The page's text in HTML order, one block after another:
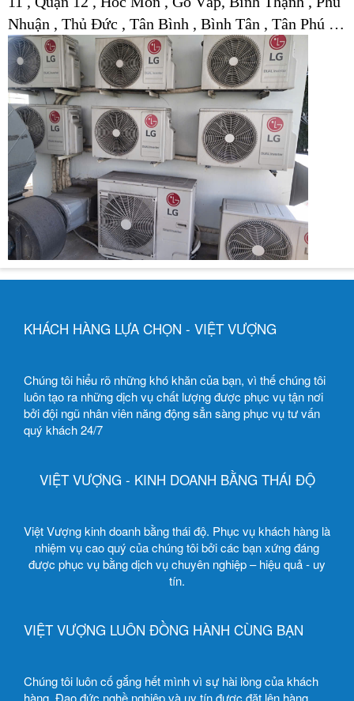
Nhuận , Thủ Đức , Tân Bình , Bình Tân , Tân Phú …
KHÁCH HÀNG LỰA CHỌN - VIỆT VƯỢNG
Chúng tôi hiểu rõ những khó khăn của bạn, vì thế chúng tôi
luôn tạo ra những dịch vụ chất lượng được phục vụ tận nơi
bởi đội ngũ nhân viên năng động sẳn sàng phục vụ tư vấn
quý khách 24/7
VIỆT VƯỢNG - KINH DOANH BẰNG THÁI ĐỘ
Việt Vượng kinh doanh bằng thái độ. Phục vụ khách hàng là
nhiệm vụ cao quý của chúng tôi bởi các bạn xứng đáng
được phục vụ bằng dịch vụ chuyên nghiệp – hiệu quả - uy
tín.
VIỆT VƯỢNG LUÔN ĐỒNG HÀNH CÙNG BẠN
Chúng tôi luôn cố gắng hết mình vì sự hài lòng của khách
hàng. Đạo đức nghề nghiệp và uy tín được đặt lên hàng